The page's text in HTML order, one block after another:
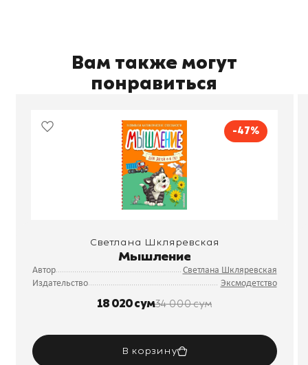
Вам также могут
понравиться
-47%
Светлана Шкляревская
Мышление
Автор
Светлана Шкляревская
Издательство
Эксмодетство
18 020 сум34 000 сум
В корзину